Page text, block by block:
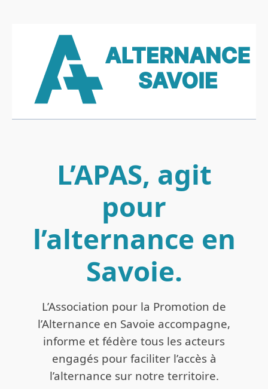
L’APAS, agit
pour
l’alternance en
Savoie.
L’Association pour la Promotion de
l’Alternance en Savoie accompagne,
informe et fédère tous les acteurs
engagés pour faciliter l’accès à
l’alternance sur notre territoire.